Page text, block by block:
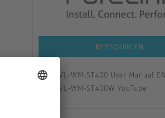
RESSOURCEN
VL-WM-ST400 User Manual EN
VL-WM-ST400W YouTube